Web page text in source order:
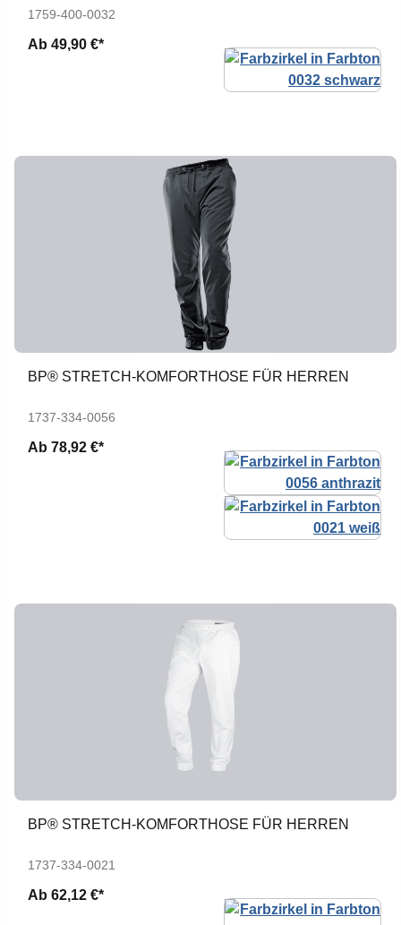
1759-400-0032
Ab 49,90 €*
BP® STRETCH-KOMFORTHOSE FÜR HERREN
1737-334-0056
Ab 78,92 €*
BP® STRETCH-KOMFORTHOSE FÜR HERREN
1737-334-0021
Ab 62,12 €*